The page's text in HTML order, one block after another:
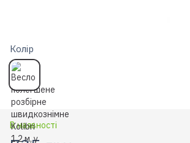
Колір
В наявності